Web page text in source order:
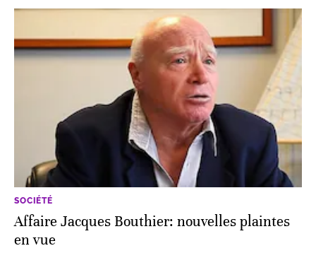
SOCIÉTÉ
Affaire Jacques Bouthier: nouvelles plaintes
en vue